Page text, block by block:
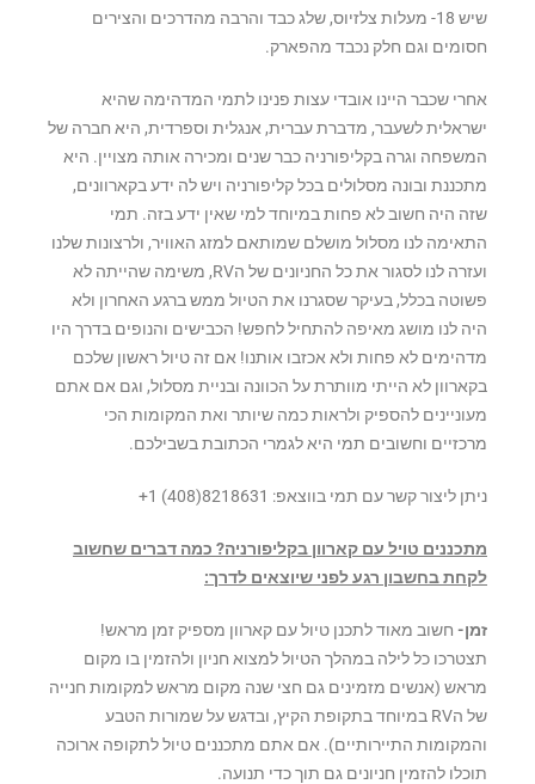
שיש ‎-18 מעלות צלזיוס, שלג כבד והרבה מהדרכים והצירים
חסומים ‏וגם חלק נכבד מהפארק.
אחרי שכבר היינו אובדי עצות פנינו לתמי המדהימה שהיא
ישראלית לשעבר, מדברת עברית, אנגלית וספרדית, היא חברה של
המשפחה וגרה בקליפורניה כבר שנים ומכירה אותה מצויין. היא
מתכננת ובונה מסלולים בכל קליפורניה ויש לה ידע בקארוונים,
שזה היה חשוב לא פחות במיוחד למי שאין ידע בזה. תמי
התאימה לנו מסלול מושלם שמותאם למזג האוויר, ולרצונות שלנו
ועזרה לנו לסגור את כל החניונים של הRV, משימה שהייתה לא
פשוטה בכלל, בעיקר שסגרנו את הטיול ממש ברגע האחרון ולא
היה לנו מושג מאיפה להתחיל לחפש! הכבישים והנופים בדרך היו
מדהימים לא פחות ולא אכזבו אותנו! אם זה טיול ראשון שלכם
בקארוון לא הייתי מוותרת על הכוונה ובניית מסלול, וגם אם אתם
מעוניינים להספיק ולראות כמה שיותר ואת המקומות הכי
מרכזיים וחשובים תמי היא לגמרי הכתובת בשבילכם.
ניתן ליצור קשר עם תמי בווצאפ: 8218631(408) 1+
מתכננים טויל עם קארוון בקליפורניה? כמה דברים שחשוב
לקחת בחשבון רגע לפני שיוצאים לדרך:
זמן- חשוב מאוד לתכנן טיול עם קארוון מספיק זמן מראש!
תצטרכו כל לילה במהלך הטיול למצוא חניון ולהזמין בו מקום
מראש (אנשים מזמינים גם חצי שנה מקום מראש למקומות חנייה
של הRV במיוחד בתקופת הקיץ, ובדגש על שמורות הטבע
והמקומות התיירותיים). אם אתם מתכננים טיול לתקופה ארוכה
תוכלו להזמין חניונים גם תוך כדי תנועה.